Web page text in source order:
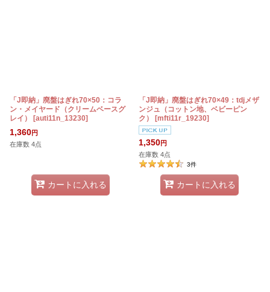
「J即納」廃盤はぎれ70×50：コラ
ン・メイヤード（クリームベースグ
レイ）
[auti11n_13230]
1,360円
在庫数 4点
カートに入れる
「J即納」廃盤はぎれ70×49：tdjメザ
ンジュ（コットン地、ベビーピン
ク）
[mfti11r_19230]
1,350円
在庫数 4点
3件
カートに入れる